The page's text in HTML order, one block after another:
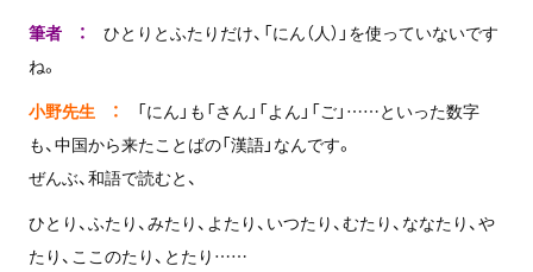
筆者 ： ひとりとふたりだけ、「にん（人）」を使っていないです
ね。
小野先生 ： 「にん」も「さん」「よん」「ご」……といった数字
も、中国から来たことばの「漢語」なんです。
ぜんぶ、和語で読むと、
ひとり、ふたり、みたり、よたり、いつたり、むたり、ななたり、や
たり、ここのたり、とたり……